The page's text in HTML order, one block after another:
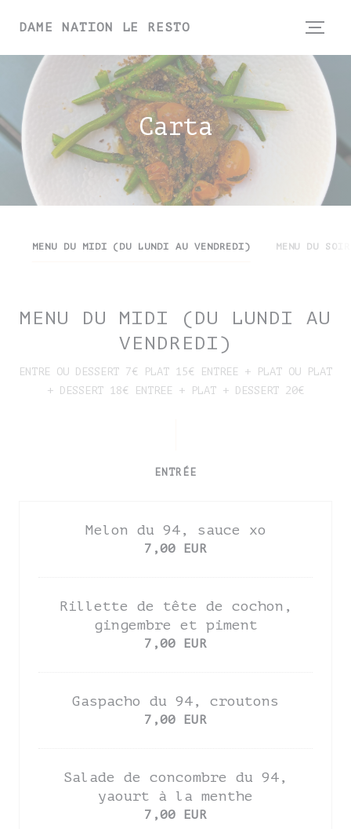
DAME NATION LE RESTO
Carta
MENU DU MIDI (DU LUNDI AU VENDREDI) MENU DU SOIR
MENU DU MIDI (DU LUNDI AU
VENDREDI)
ENTRE OU DESSERT 7€ PLAT 15€ ENTREE + PLAT OU PLAT
+ DESSERT 18€ ENTREE + PLAT + DESSERT 20€
ENTRÉE
Melon du 94, sauce xo
7,00 EUR
Rillette de tête de cochon,
gingembre et piment
7,00 EUR
Gaspacho du 94, croutons
7,00 EUR
Salade de concombre du 94,
yaourt à la menthe
7,00 EUR